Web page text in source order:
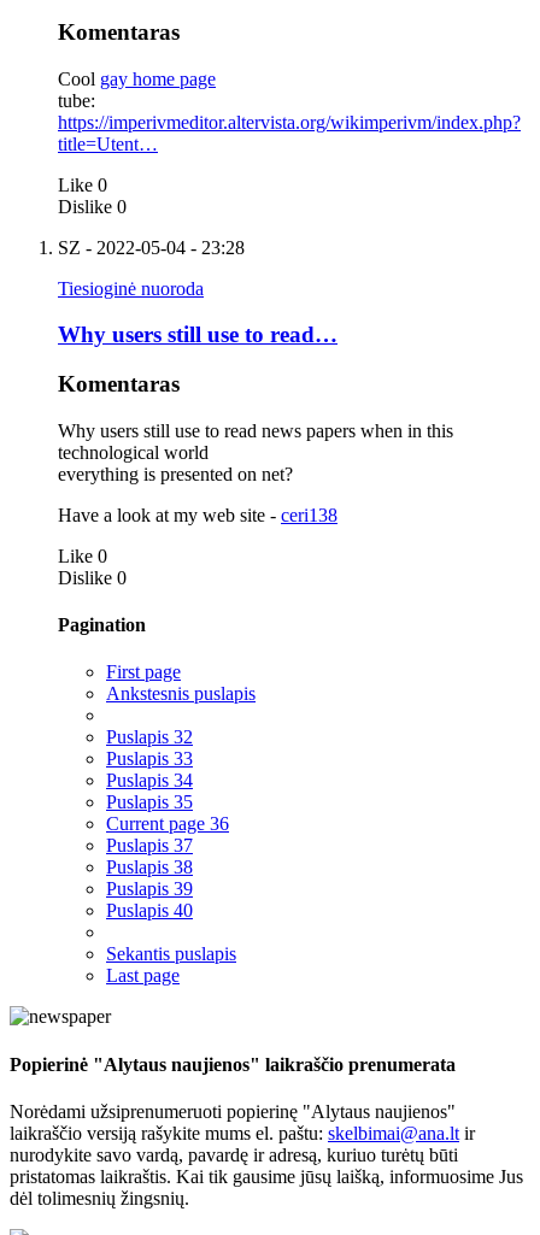
Komentaras
Cool gay home page
tube:
https://imperivmeditor.altervista.org/wikimperivm/index.php?
title=Utent…
Like 0
Dislike 0
SZ - 2022-05-04 - 23:28
Tiesioginė nuoroda
Why users still use to read…
Komentaras
Why users still use to read news papers when in this
technological world
everything is presented on net?
Have a look at my web site - ceri138
Like 0
Dislike 0
Pagination
First page
Ankstesnis puslapis
Puslapis 32
Puslapis 33
Puslapis 34
Puslapis 35
Current page 36
Puslapis 37
Puslapis 38
Puslapis 39
Puslapis 40
Sekantis puslapis
Last page
Popierinė "Alytaus naujienos" laikraščio prenumerata
Norėdami užsiprenumeruoti popierinę "Alytaus naujienos"
laikraščio versiją rašykite mums el. paštu: skelbimai@ana.lt ir
nurodykite savo vardą, pavardę ir adresą, kuriuo turėtų būti
pristatomas laikraštis. Kai tik gausime jūsų laišką, informuosime Jus
dėl tolimesnių žingsnių.